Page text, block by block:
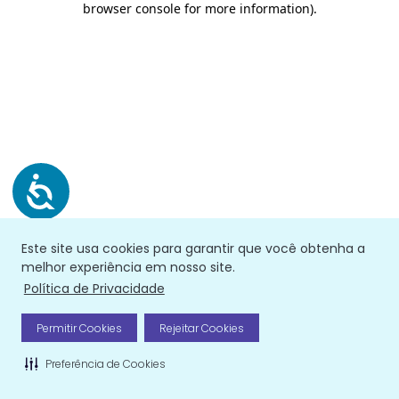
Este site usa cookies para garantir que você obtenha a
melhor experiência em nosso site.
Política de Privacidade
Permitir Cookies Rejeitar Cookies
Preferência de Cookies
browser console for more information).